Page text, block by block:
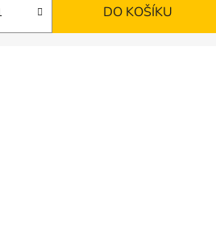
Í
DO KOŠÍKU